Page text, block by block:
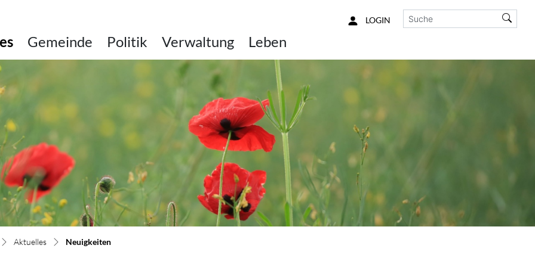
Gemeinde Politik Verwaltung Leben
LOGIN
Aktuelles Neuigkeiten(ausgewählt)